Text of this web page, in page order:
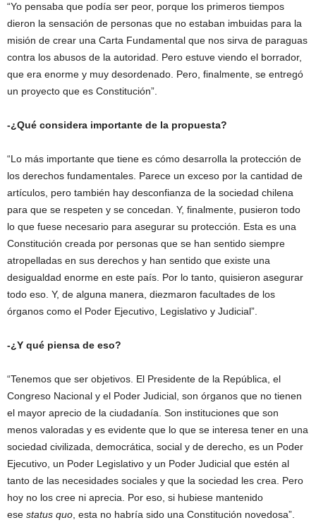
“Yo pensaba que podía ser peor, porque los primeros tiempos
dieron la sensación de personas que no estaban imbuidas para la
misión de crear una Carta Fundamental que nos sirva de paraguas
contra los abusos de la autoridad. Pero estuve viendo el borrador,
que era enorme y muy desordenado. Pero, finalmente, se entregó
un proyecto que es Constitución”.
-¿Qué considera importante de la propuesta?
“Lo más importante que tiene es cómo desarrolla la protección de
los derechos fundamentales. Parece un exceso por la cantidad de
artículos, pero también hay desconfianza de la sociedad chilena
para que se respeten y se concedan. Y, finalmente, pusieron todo
lo que fuese necesario para asegurar su protección. Esta es una
Constitución creada por personas que se han sentido siempre
atropelladas en sus derechos y han sentido que existe una
desigualdad enorme en este país. Por lo tanto, quisieron asegurar
todo eso. Y, de alguna manera, diezmaron facultades de los
órganos como el Poder Ejecutivo, Legislativo y Judicial”.
-¿Y qué piensa de eso?
“Tenemos que ser objetivos. El Presidente de la República, el
Congreso Nacional y el Poder Judicial, son órganos que no tienen
el mayor aprecio de la ciudadanía. Son instituciones que son
menos valoradas y es evidente que lo que se interesa tener en una
sociedad civilizada, democrática, social y de derecho, es un Poder
Ejecutivo, un Poder Legislativo y un Poder Judicial que estén al
tanto de las necesidades sociales y que la sociedad les crea. Pero
hoy no los cree ni aprecia. Por eso, si hubiese mantenido
ese status quo , esta no habría sido una Constitución novedosa”.